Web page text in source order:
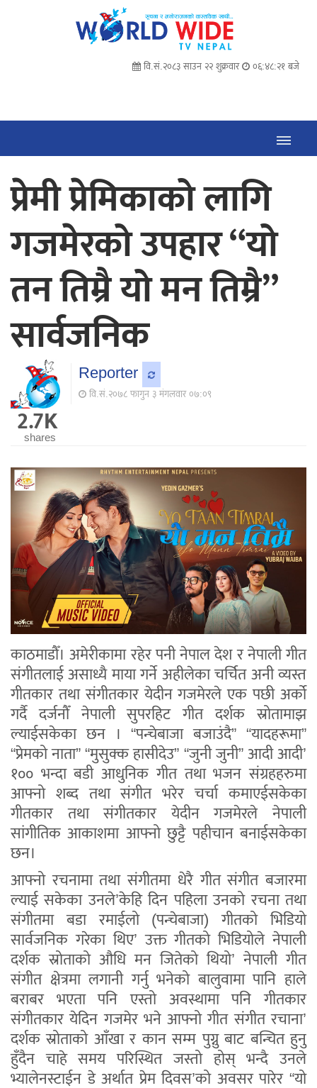
वि.सं.२०८३ साउन २२ शुक्रवार ०६:४८:२२ बजे
प्रेमी प्रेमिकाको लागि
गजमेरको उपहार “यो
तन तिम्रै यो मन तिम्रै”
सार्वजनिक
Reporter
वि.सं.२०७८ फागुन ३ मंगलवार ०७:०९
2.7K
shares
काठमाडौँ। अमेरीकामा रहेर पनी नेपाल देश र नेपाली गीत
संगीतलाई असाध्यै माया गर्ने अहीलेका चर्चित अनी व्यस्त
गीतकार तथा संगीतकार येदीन गजमेरले एक पछी अर्को
गर्दै दर्जनौँ नेपाली सुपरहिट गीत दर्शक स्रोतामाझ
ल्याईसकेका छन । “पन्चेबाजा बजाउंदै” “यादहरूमा”
“प्रेमको नाता” “मुसुक्क हासीदेउ” “जुनी जुनी” आदी आदी’
१०० भन्दा बडी आधुनिक गीत तथा भजन संग्रहहरुमा
आफ्नो शब्द तथा संगीत भरेर चर्चा कमाएईसकेका
गीतकार तथा संगीतकार येदीन गजमेरले नेपाली
सांगीतिक आकाशमा आफ्नो छुट्टै पहीचान बनाईसकेका
छन।
आफ्नो रचनामा तथा संगीतमा धेरै गीत संगीत बजारमा
ल्याई सकेका उनले’केहि दिन पहिला उनको रचना तथा
संगीतमा बडा रमाईलो (पन्चेबाजा) गीतको भिडियो
सार्वजनिक गरेका थिए’ उक्त गीतको भिडियोले नेपाली
दर्शक स्रोताको औधि मन जितेको थियो’ नेपाली गीत
संगीत क्षेत्रमा लगानी गर्नु भनेको बालुवामा पानि हाले
बराबर भएता पनि एस्तो अवस्थामा पनि गीतकार
संगीतकार येदिन गजमेर भने आफ्नो गीत संगीत रचाना’
दर्शक स्रोताको आँखा र कान सम्म पुग्नु बाट बन्चित हुनु
हुँदैन चाहे समय परिस्थित जस्तो होस् भन्दै उनले
भ्यालेनस्टाईन डे अर्थात प्रेम दिवस’को अवसर पारेर “यो